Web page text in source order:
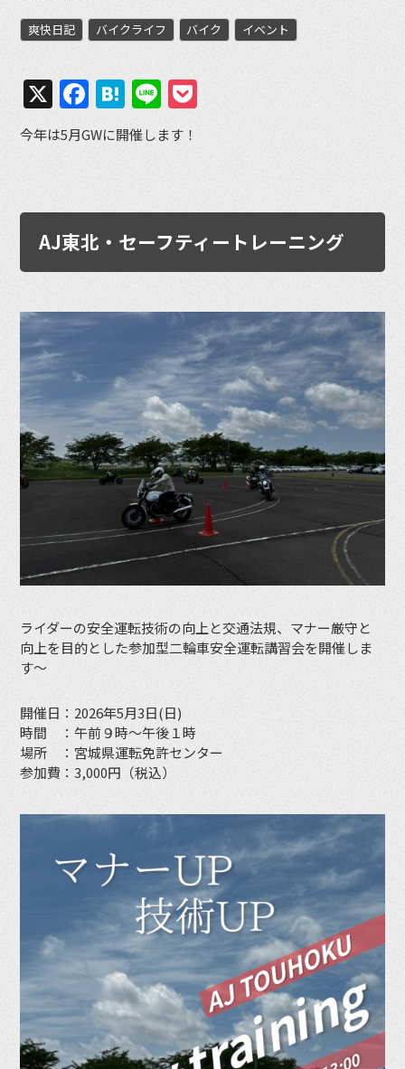
爽快日記 バイクライフ バイク イベント
X Facebook
Hatena
Line
今年は5月GWに開催します！
AJ東北・セーフティートレーニング
ライダーの安全運転技術の向上と交通法規、マナー厳守と
向上を目的とした参加型二輪車安全運転講習会を開催しま
す〜
開催日：2026年5月3日(日)
時間 ：午前９時〜午後１時
場所 ：宮城県運転免許センター
参加費：3,000円（税込）